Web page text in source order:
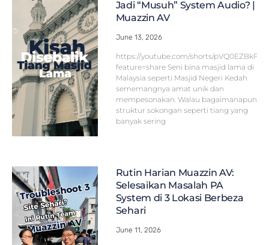
Jadi “Musuh” System Audio? |
Muazzin AV
June 13, 2026
https://youtube.com/shorts/
feature=share Seni bina masjid lama di
Malaysia seperti Masjid Negeri Kedah
sememangnya amat unik dan
mempesonakan. Walau bagaimanapun,
struktur sokongan seperti tiang yang
banyak sering
Rutin Harian Muazzin AV:
Selesaikan Masalah PA
System di 3 Lokasi Berbeza
Sehari
June 11, 2026